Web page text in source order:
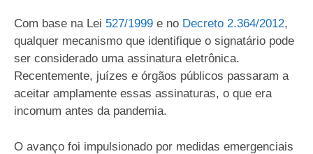
Com base na Lei 527/1999 e no Decreto 2.364/2012,
qualquer mecanismo que identifique o signatário pode
ser considerado uma assinatura eletrônica.
Recentemente, juízes e órgãos públicos passaram a
aceitar amplamente essas assinaturas, o que era
incomum antes da pandemia.
O avanço foi impulsionado por medidas emergenciais